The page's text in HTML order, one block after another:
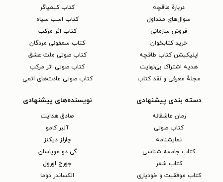
دربارهٔ طاقچه
سوال‌های متداول
فروش سازمانی
خرید کتابخوان
اپلیکیشن کتاب طاقچه
هدیه اشتراک بی‌نهایت
مجلهٔ معرفی و نقد کتاب
کتاب کیمیاگر
کتاب اسب سیاه
کتاب اثر مرکب
کتاب سمفونی مردگان
کتاب صوتی ملت عشق
کتاب صوتی اثر مرکب
کتاب صوتی عادت‌های اتمی
دسته بندی پیشنهادی
رمان عاشقانه
کتاب‌ صوتی
نمایشنامه
کتاب جامعه شناسی
کتاب شعر
کتاب موفقیت و خودیاری
نویسنده‌های پیشنهادی
صادق هدایت
آلبر کامو
چارلز دیکنز
گی دو موپاسان
جورج اورول
الکساندر دوما